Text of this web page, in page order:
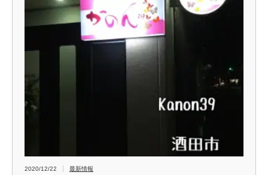
2020/12/22 最新情報